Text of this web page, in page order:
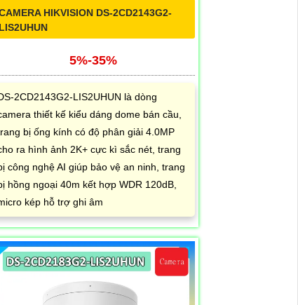
HIKVISION DS-2CD2143G2-
LIS2UHUN
5%-35%
2CD2143G2-LIS2UHUN là dòng
thiết kế kiểu dáng dome bán cầu,
bị ống kính có độ phân giải 4.0MP
ra hình ảnh 2K+ cực kì sắc nét, trang
công nghệ AI giúp bảo vệ an ninh, trang
hồng ngoại 40m kết hợp WDR 120dB,
kép hỗ trợ ghi âm